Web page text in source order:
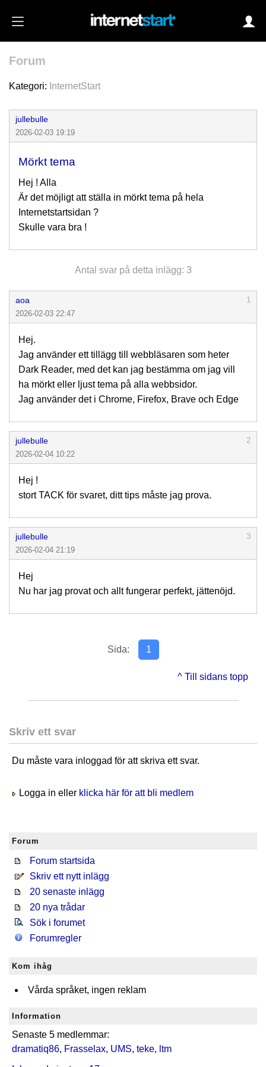
Forum
Kategori: InternetStart
jullebulle
2026-02-03 19:19
Mörkt tema
Hej ! Alla
Är det möjligt att ställa in mörkt tema på hela
Internetstartsidan ?
Skulle vara bra !
Antal svar på detta inlägg: 3
aoa
1
2026-02-03 22:47
Hej.
Jag använder ett tillägg till webbläsaren som heter
Dark Reader, med det kan jag bestämma om jag vill
ha mörkt eller ljust tema på alla webbsidor.
Jag använder det i Chrome, Firefox, Brave och Edge
jullebulle
2
2026-02-04 10:22
Hej !
stort TACK för svaret, ditt tips måste jag prova.
jullebulle
3
2026-02-04 21:19
Hej
Nu har jag provat och allt fungerar perfekt, jättenöjd.
Sida: 1
^ Till sidans topp
Skriv ett svar
Du måste vara inloggad för att skriva ett svar.
Logga in eller klicka här för att bli medlem
Forum
Forum startsida
Skriv ett nytt inlägg
20 senaste inlägg
20 nya trådar
Sök i forumet
Forumregler
Kom ihåg
Vårda språket, ingen reklam
Information
Senaste 5 medlemmar:
dramatiq86, Frasselax, UMS, teke, ltm